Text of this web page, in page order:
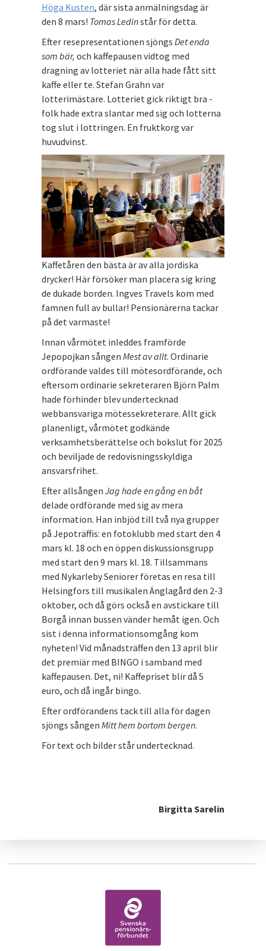
Höga Kusten, där sista anmälningsdag är
den 8 mars! Tomas Ledinstår för detta.
Efter resepresentationen sjöngs Det enda
som bär, och kaffepausen vidtog med
dragning av lotteriet när alla hade fått sitt
kaffe eller te. Stefan Grahn var
lotterimästare. Lotteriet gick riktigt bra -
folk hade extra slantar med sig och lotterna
tog slut i lottringen. En fruktkorg var
huvudvinst.
Kaffetåren den bästa är av alla jordiska
drycker! Här försöker man placera sig kring
de dukade borden. Ingves Travels kom med
famnen full av bullar! Pensionärerna tackar
på det varmaste!
Innan vårmötet inleddes framförde
Jepopojkan sången Mest av allt. Ordinarie
ordförande valdes till mötesordförande, och
eftersom ordinarie sekreteraren Björn Palm
hade förhinder blev undertecknad
webbansvariga mötessekreterare. Allt gick
planenligt, vårmötet godkände
verksamhetsberättelse och bokslut för 2025
och beviljade de redovisningsskyldiga
ansvarsfrihet.
Efter allsången Jag hade en gång en båt
delade ordförande med sig av mera
information. Han inbjöd till två nya grupper
på Jepoträffis: en fotoklubb med start den 4
mars kl. 18 och en öppen diskussionsgrupp
med start den 9 mars kl. 18. Tillsammans
med Nykarleby Seniorer företas en resa till
Helsingfors till musikalen Änglagård den 2-3
oktober, och då görs också en avstickare till
Borgå innan bussen vänder hemåt igen. Och
sist i denna informationsomgång kom
nyheten! Vid månadsträffen den 13 april blir
det premiär med BINGO i samband med
kaffepausen. Det, ni! Kaffepriset blir då 5
euro, och då ingår bingo.
Efter ordförandens tack till alla för dagen
sjöngs sången Mitt hem bortom bergen.
För text och bilder står undertecknad.
Birgitta Sarelin